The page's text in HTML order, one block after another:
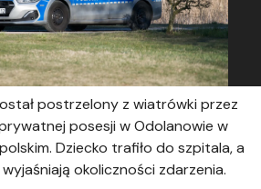
postrzelony z wiatrówki przez
posesji w Odolanowie w
Dziecko trafiło do szpitala, a
okoliczności zdarzenia.